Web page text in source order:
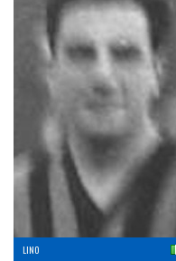
LINO